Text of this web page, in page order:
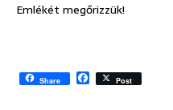
Emlékét megőrizzük!
Share F
a Post